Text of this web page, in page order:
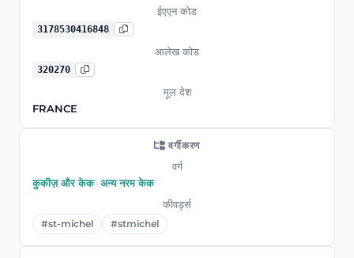
ईएएन कोड
3178530416848
आलेख कोड
320270
मूल देश
FRANCE
वर्गीकरण
वर्ग
कुकीज़ और केक›अन्य नरम केक
कीवर्ड्स
#st-michel #stmichel